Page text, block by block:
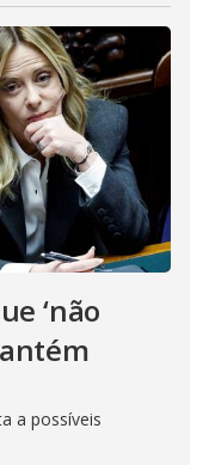
‘não
a possíveis